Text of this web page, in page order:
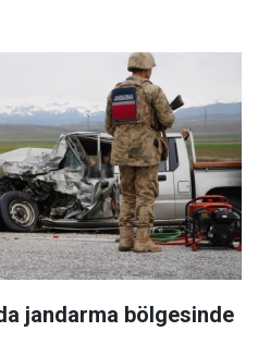
jandarma bölgesinde